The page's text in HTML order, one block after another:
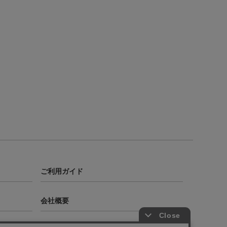
ご利用ガイド
会社概要